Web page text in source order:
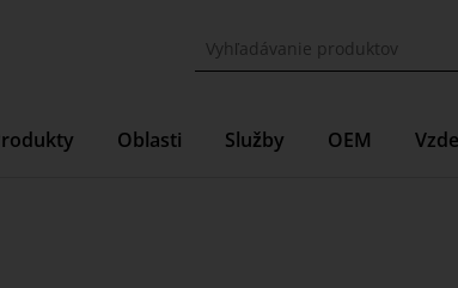
Oblasti Služby OEM